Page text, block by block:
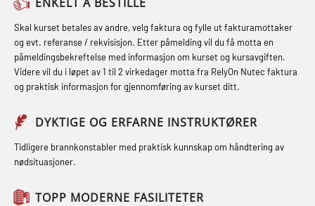
Fallsikring (FAR108)
Førstehjelp – repetisjon (OFA102)
Førstehjelp grunnkurs (OFABLE101)
GOC sertifikat grunnleggende
(GMDSS) (MRC101)
GOC sertifikat repetisjon (GMDSS)
(MRC102)
STCW kombi oppdatering offiserer
og med.behandling (MBS134)
STCW Kombi Oppdatering Offiserer
og Medisinsk Behandling med
Webinar (MBS1341)
STCW Oppdatering for offiserer 24 t
(MBS114)
STCW Medisinsk førstehjelp (MFA1081)
inkl. brannslukning (FSC121)
Hjertestarter brukerkurs (OFA107)
Røykdykking industrivern –
repetisjon (LFI105)
Sikkerhetskurs for ansatte på
oppdrettsanlegg (LBS100)
Ulykkesgransking – Webinar (LSP103)
Skal kurset betales av andre, velg faktura og fylle ut fakturamottaker
og evt. referanse / rekvisisjon. Etter påmelding vil du få motta en
påmeldingsbekreftelse med informasjon om kurset og kursavgiften.
Videre vil du i løpet av 1 til 2 virkedager motta fra RelyOn Nutec faktura
og praktisk informasjon for gjennomføring av kurset ditt.
DYKTIGE OG ERFARNE INSTRUKTØRER
Tidligere brannkonstabler med praktisk kunnskap om håndtering av
nødsituasjoner.
TOPP MODERNE FASILITETER